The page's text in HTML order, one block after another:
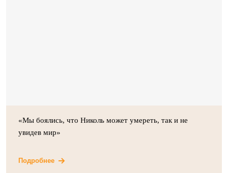
«Мы боялись, что Николь может умереть, так и не
увидев мир»
Подробнее